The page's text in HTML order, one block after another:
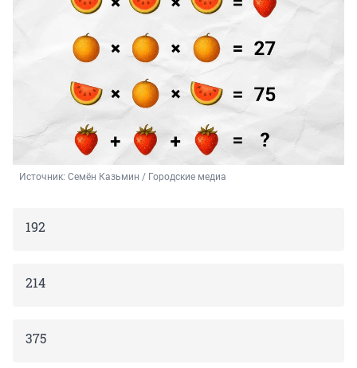
Источник: Семён Казьмин / Городские медиа
192
214
375